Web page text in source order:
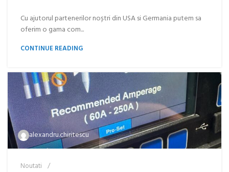
Cu ajutorul partenerilor noștri din USA si Germania putem sa
oferim o gama com...
CONTINUE READING
alexandru.chiritescu
Noutati